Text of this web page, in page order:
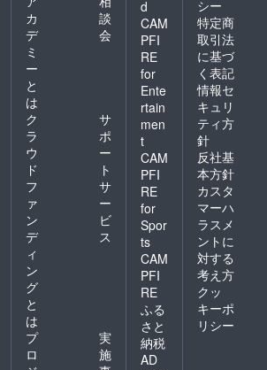
カ
デ
ミ
ー
と
は
談
会
ク
ラ
ウ
ド
フ
ァ
ン
デ
ィ
ン
グ
と
は
サ
ポ
ー
ト
サ
ー
ビ
ス
プ
ロ
実
施
d
CAM
PFI
RE
for
Ente
rtain
men
t
CAM
PFI
RE
for
Spor
ts
CAM
PFI
RE
ふる
さと
納税
AD
シー
特定商
取引法
に基づ
く表記
情報セ
キュリ
ティ方
針
反社基
本方針
カスタ
マーハ
ラスメ
ントに
対する
考え方
クッ
キーポ
リシー